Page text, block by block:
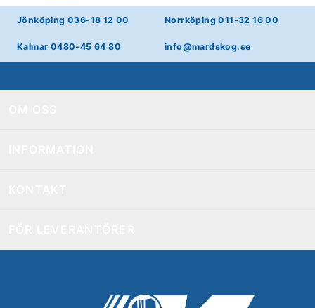
Jönköping 036-18 12 00 Norrköping 011-32 16 00
Kalmar 0480-45 64 80 info@mardskog.se